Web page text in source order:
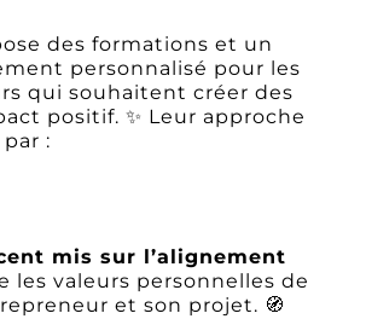
des formations et un
personnalisé pour les
qui souhaitent créer des
positif. ✨ Leur approche
:
mis sur l’alignement
les valeurs personnelles de
et son projet. 🧭